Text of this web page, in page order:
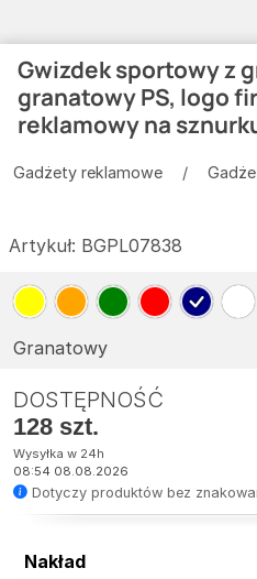
Gwizdek sportowy z
granatowy PS, logo
reklamowy na
Gadżety reklamowe
Artykuł: BGPL07838
Granatowy
DOSTĘPNOŚĆ
128 szt.
Wysyłka w 24h
08:54 08.08.2026
Dotyczy produktów bez
Nakład